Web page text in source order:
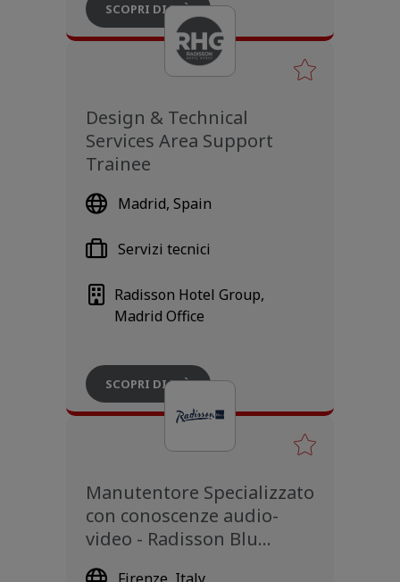
SCOPRI DI PIÙ
Design & Technical
Services Area Support
Trainee
Madrid, Spain
Radisson Hotel Group,
Madrid Office
Servizi tecnici
SCOPRI DI PIÙ
Manutentore Specializzato
con conoscenze audio-
video - Radisson Blu
Firenze